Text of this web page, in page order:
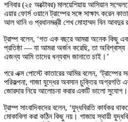
শনিবার (২৫ অক্টোবর) মালয়েশিয়ায় আসিয়ান
এয়ার ফোর্স ওয়ানে ট্রাম্পের সঙ্গে সাক্ষাৎ করেন
আল থানি ও প্রধানমন্ত্রী শেখ মোহাম্মদ বিন আবদুর
ট্রাম্প বলেন, ‘গত এক বছরে আমরা অনেক কিছু
প্রতিষ্ঠা — যা আমরা অর্জন করেছি, তা
এজন্য আমি তাদের ধন্যবাদ জানাতে চাই।’
পরে এক্স পোস্টে কাতারের আমির বলেন, ‘ট্রাম্পের
পরিকল্পনা, গাজা যুদ্ধের অবসান চুক্তির
জোরদার নিয়ে আলোচনা করার একটি ভালো
ট্রাম্প সাংবাদিকদের বলেন, ‘যুদ্ধবিরতি কার্যকর
মোকাবিলা করা কঠিন কিছু নয়। গাজায় স্থায়ী